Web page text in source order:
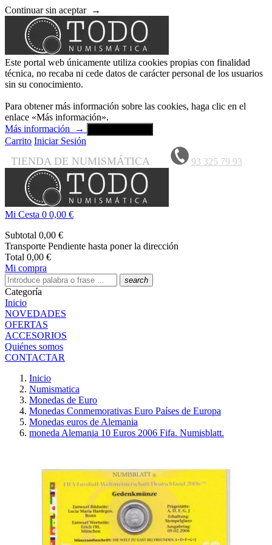
Continuar sin aceptar →
Este portal web únicamente utiliza cookies propias con finalidad
técnica, no recaba ni cede datos de carácter personal de los usuarios
sin su conocimiento.
Para obtener más información sobre las cookies, haga clic en el
enlace «Más información».
Más información
→
Carrito Iniciar Sesión
TIENDA DE NUMISMÁTICA 93 325 79 93
Mi Cesta 0 0,00 €
Subtotal 0,00 €
Transporte Pendiente hasta poner la dirección
Total 0,00 €
Mi compra
search
Categoría
Inicio
NOVEDADES
OFERTAS
ACCESORIOS
Quiénes somos
CONTACTAR
Inicio
Numismatica
Monedas de Euro
Monedas Conmemorativas Euro Países de Europa
Monedas euros de Alemania
moneda Alemania 10 Euros 2006 Fifa. Numisblatt.